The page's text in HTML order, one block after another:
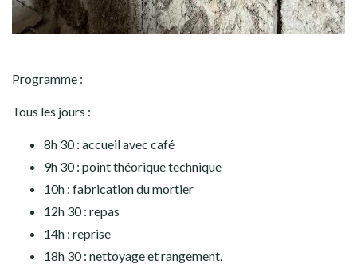
Programme :
Tous les jours :
8h 30 : accueil avec café
9h 30 : point théorique technique
10h : fabrication du mortier
12h 30 : repas
14h : reprise
18h 30 : nettoyage et rangement.